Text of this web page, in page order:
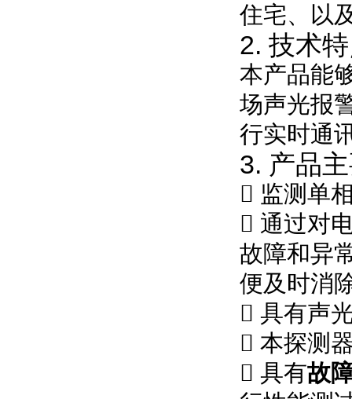
住宅、以
2. 技术
本产品能
场声光报
行实时通
3. 产品
 监测单
 通过对
故障和异
便及时消
 具有声
 本探测
 具有故